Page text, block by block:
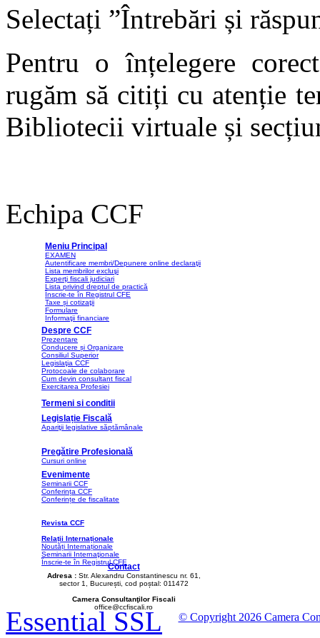
Selectați ”Întrebări și
Pentru o înțelegere
rugăm să citiți cu atenție
Bibliotecii virtuale și
Echipa CCF
Meniu Principal
EXAMEN
Autentificare membri/Depunere online declaraţii
Lista membrilor excluşi
Experţi fiscali judiciari
Lista privind dreptul de practică
Înscrie-te în Registrul CFE
Taxe și cotizaţii
Formulare
Informaţii financiare
Despre CCF
Prezentare
Conducere și Organizare
Consiliul Superior
Legislaţia CCF
Protocoale de colaborare
Cum devin consultant fiscal
Exercitarea Profesiei
Termeni si conditii
Legislație Fiscală
Apariţii legislative săptămânale
Pregătire Profesională
Cursuri online
Evenimente
Seminarii CCF
Conferința CCF
Conferințe de fiscalitate
Revista CCF
Relații Internaționale
Noutăți Internaționale
Seminarii Internaţionale
Înscrie-te în Registrul CFE
Contact
Adresa : Str. Alexandru Constantinescu nr. 61,
sector 1, București, cod poștal: 011472
Camera Consultanţilor Fiscali
office@ccfiscali.ro
© Copyright 2026 Camera
Essential SSL